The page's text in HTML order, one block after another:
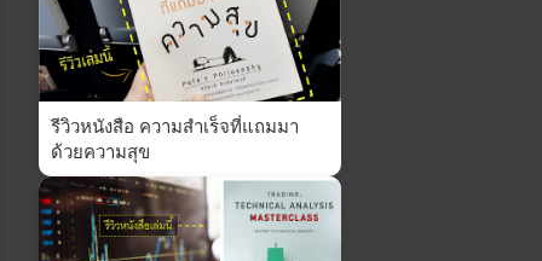
รีวิวหนังสือ ความสำเร็จที่แถมมา
ด้วยความสุข